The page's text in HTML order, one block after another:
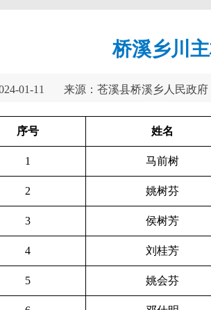
桥溪乡川
01-11 来源：苍溪县桥溪乡人民政府
序号 姓名
1 马前树
2 姚树芬
3 侯树芳
4 刘桂芳
5 姚会芬